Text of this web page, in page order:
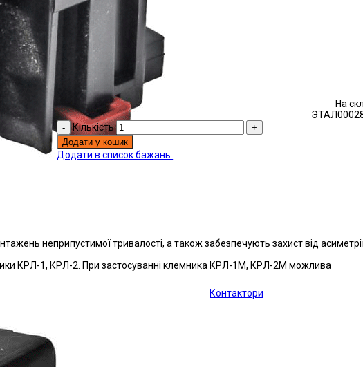
Контактори
На
Кількість
Додати у кошик
Додати в список бажань
неприпустимої тривалості, а також забезпечують захист від
КРЛ-1, КРЛ-2. При застосуванні клемника КРЛ-1М, КРЛ-2М можлива